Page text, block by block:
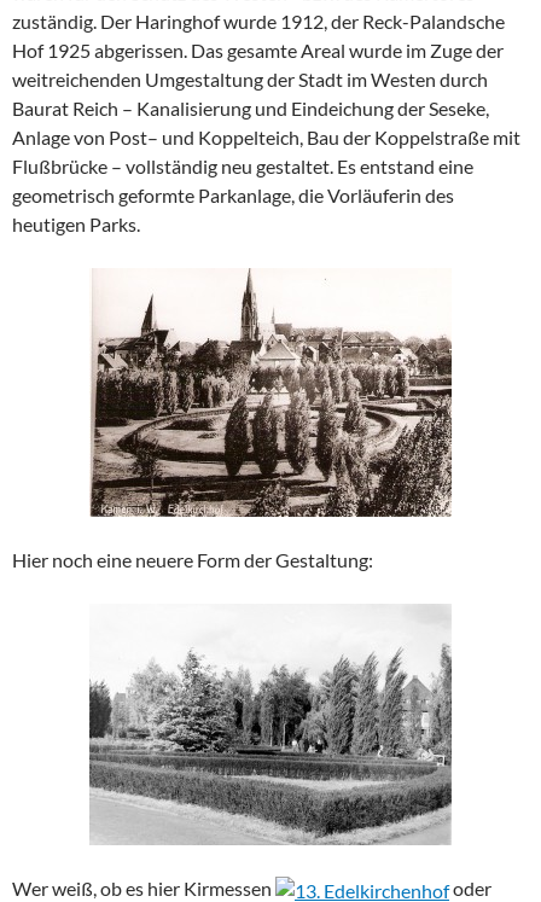
zuständig. Der Haringhof wurde 1912, der Reck-Palandsche
Hof 1925 abgerissen. Das gesamte Areal wurde im Zuge der
weitreichenden Umgestaltung der Stadt im Westen durch
Baurat Reich – Kanalisierung und Eindeichung der Seseke,
Anlage von Post– und Koppelteich, Bau der Koppelstraße mit
Flußbrücke – vollständig neu gestaltet. Es entstand eine
geometrisch geformte Parkanlage, die Vorläuferin des
heutigen Parks.
Hier noch eine neuere Form der Gestaltung:
Wer weiß, ob es hier Kirmessen
oder